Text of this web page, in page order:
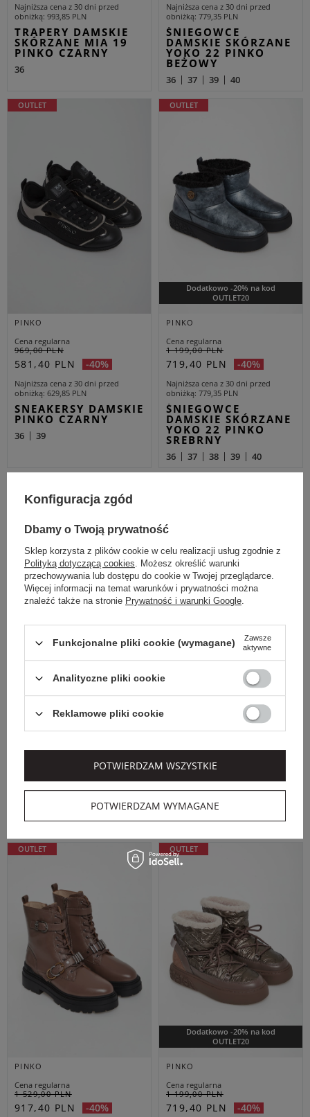
Najniższa cena z 30 dni przed
obniżką 993,85 PLN
TRAPERY DAMSKIE
SKÓRZANE MIA 19
PINKO CZARNY
36
Najniższa cena z 30 dni przed
obniżką 779,35 PLN
ŚNIEGOWCE
DAMSKIE SKÓRZANE
YOKO 22 PINKO
BEŻOWY
36 37 39 40
OUTLET
PINKO
Cena regularna
969,00 PLN
581,40 PLN -40%
Najniższa cena z 30 dni przed
obniżką 629,85 PLN
SNEAKERSY DAMSKIE
PINKO CZARNY
36 39
Dodatkowo -20% na kod
OUTLET20
OUTLET
PINKO
Cena regularna
1 199,00 PLN
719,40 PLN -40%
Najniższa cena z 30 dni przed
obniżką 779,35 PLN
ŚNIEGOWCE
DAMSKIE SKÓRZANE
YOKO 22 PINKO
SREBRNY
36 37 38 39 40
OUTLET20
PINKO
Cena regularna
Najniższa cena z 30 dni przed
BOTKI DAMSKIE
SKÓRZANE LUCY 25
PINKO CZARNY
39 40
OUTLET20
PINKO
Najniższa cena z 30 dni przed
obniżką 701,35 PLN
SNEAKERSY DAMSKIE
SKÓRZANE GEM 07
PINKO BEŻOWY
37 38 39
OUTLET
PINKO
Cena regularna
1 529,00 PLN
917,40 PLN -40%
Dodatkowo -20% na kod
OUTLET20
OUTLET
PINKO
Cena regularna
1 199,00 PLN
719,40 PLN -40%
Konfiguracja zgód
Dbamy o Twoją prywatność
Sklep korzysta z plików cookie w celu realizacji usług zgodnie z
Polityką dotyczącą cookies. Możesz określić warunki
przechowywania lub dostępu do cookie w Twojej przeglądarce.
Więcej informacji na temat warunków i prywatności można
znaleźć także na stronie Prywatność i warunki Google.
Funkcjonalne pliki cookie (wymagane)
Zawsze
aktywne
Analityczne pliki cookie
Reklamowe pliki cookie
POTWIERDZAM WYMAGANE
POTWIERDZAM WSZYSTKIE